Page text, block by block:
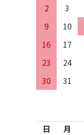
2
3
9
10
16
17
23
24
30
31
日 月